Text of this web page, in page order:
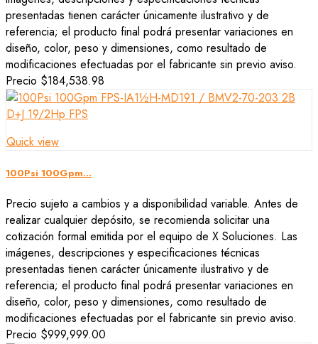
presentadas tienen carácter únicamente ilustrativo y de
referencia; el producto final podrá presentar variaciones en
diseño, color, peso y dimensiones, como resultado de
modificaciones efectuadas por el fabricante sin previo aviso.
Precio $184,538.98
Quick view
100Psi 100Gpm...
Precio sujeto a cambios y a disponibilidad variable. Antes de
realizar cualquier depósito, se recomienda solicitar una
cotización formal emitida por el equipo de X Soluciones. Las
imágenes, descripciones y especificaciones técnicas
presentadas tienen carácter únicamente ilustrativo y de
referencia; el producto final podrá presentar variaciones en
diseño, color, peso y dimensiones, como resultado de
modificaciones efectuadas por el fabricante sin previo aviso.
Precio $999,999.00